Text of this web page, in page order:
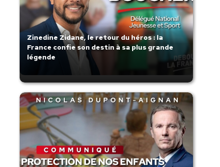
Zinedine Zidane, le retour du héros : la
France confie son destin à sa plus grande
légende